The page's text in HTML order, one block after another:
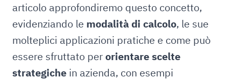
articolo approfondiremo questo concetto,
evidenziando le modalità di calcolo, le sue
molteplici applicazioni pratiche e come può
essere sfruttato perorientare scelte
strategiche in azienda, con esempi